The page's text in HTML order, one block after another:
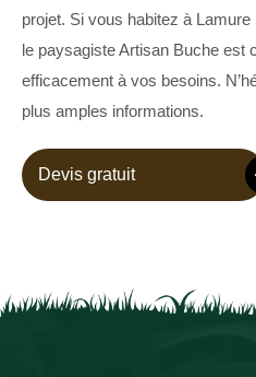
projet. Si vous habitez à
le paysagiste Artisan Buche est
efficacement à vos besoins.
plus amples informations.
Devis gratuit